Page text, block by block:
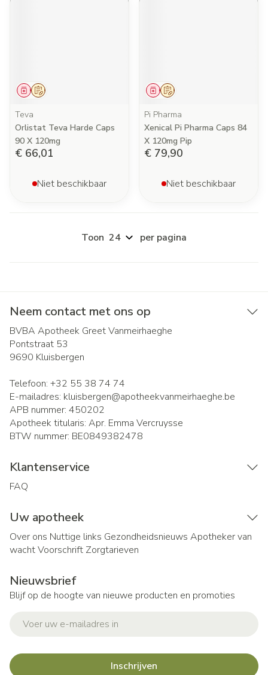
Op voorschrift
Geneesmiddel
Teva
Orlistat Teva Harde Caps
90 X 120mg
€ 66,01
Niet beschikbaar
Op voorschrift
Geneesmiddel
Pi Pharma
Xenical Pi Pharma Caps 84
X 120mg Pip
€ 79,90
Niet beschikbaar
Toon per pagina
Neem contact met ons op
BVBA Apotheek Greet Vanmeirhaeghe
Pontstraat 53
9690 Kluisbergen
Telefoon: +32 55 38 74 74
E-mailadres: kluisbergen@apotheekvanmeirhaeghe.be
APB nummer: 450202
Apotheek titularis: Apr. Emma Vercruysse
BTW nummer: BE0849382478
Klantenservice
FAQ
Uw apotheek
Over ons Nuttige links Gezondheidsnieuws Apotheker van
wachtVoorschrift Zorgtarieven
Nieuwsbrief
Blijf op de hoogte van nieuwe producten en promoties
Inschrijven